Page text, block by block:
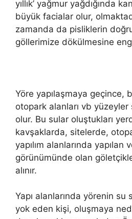
yıllık’ yağmur yağdığında
büyük facialar olur,
zamanda da pisliklerin
göllerimize dökülmesine
Yöre yapılaşmaya geçince,
otopark alanları vb
olur. Bu sular oluştukları
kavşaklarda, sitelerde,
yapılım alanlarında yapılan
görünümünde olan
alınır.
Yapı alanlarında yörenin su
yok eden kişi, oluşmaya